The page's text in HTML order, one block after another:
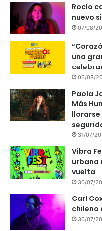
Rocío
nuevo
07/08/
una
06/08/
Paola
Más
llorarse
31/07/
Vibra
urbana
vuelta
30/07/
Carl
chileno
30/07/